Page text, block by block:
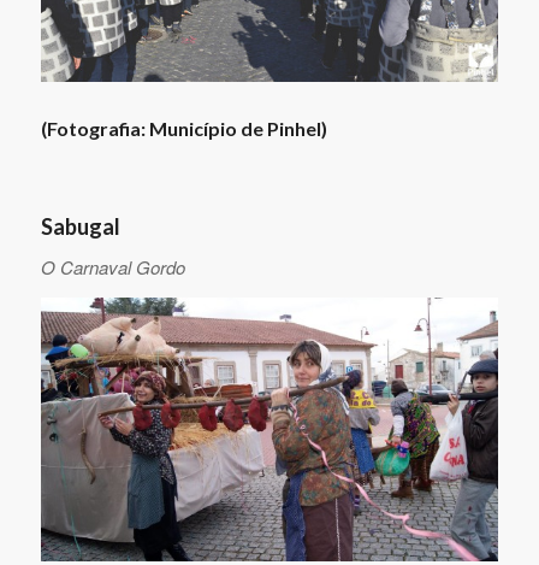
(Fotografia: Município de Pinhel)
Sabugal
O Carnaval Gordo